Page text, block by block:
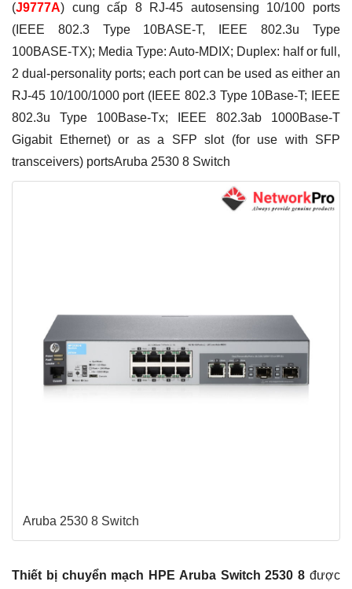
(J9777A) cung cấp 8 RJ-45 autosensing 10/100 ports
(IEEE 802.3 Type 10BASE-T, IEEE 802.3u Type
100BASE-TX); Media Type: Auto-MDIX; Duplex: half or full,
2 dual-personality ports; each port can be used as either an
RJ-45 10/100/1000 port (IEEE 802.3 Type 10Base-T; IEEE
802.3u Type 100Base-Tx; IEEE 802.3ab 1000Base-T
Gigabit Ethernet) or as a SFP slot (for use with SFP
transceivers) portsAruba 2530 8 Switch
Aruba 2530 8 Switch
Thiết bị chuyển mạch HPE Aruba Switch 2530 8 được